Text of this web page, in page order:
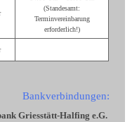
(Standesamt:
Terminvereinbarung
erforderlich!)
Bankverbindungen:
Griesstätt-Halfing e.G.